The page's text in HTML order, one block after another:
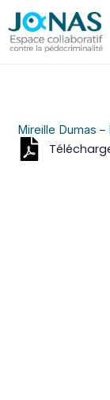
Aller
au
contenu
Mireille Dumas